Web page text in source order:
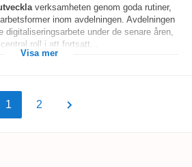
verksamheten genom goda rutiner,
inom avdelningen. Avdelningen
digitaliseringsarbete under de senare åren,
roll i att fortsatt...
Visa mer
1 2